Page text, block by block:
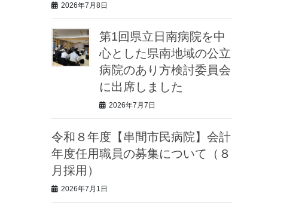
2026年7月8日
第1回県立日南病院を中
心とした県南地域の公立
病院のあり方検討委員会
に出席しました
2026年7月7日
令和８年度【串間市民病院】会計
年度任用職員の募集について（８
月採用）
2026年7月1日